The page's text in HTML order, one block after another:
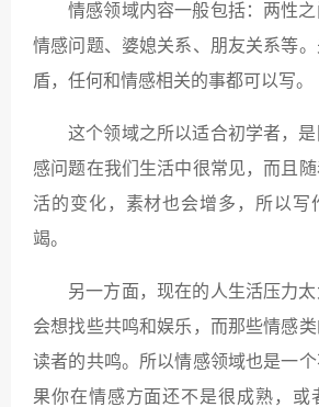
情感领域内容一般包括：两性
情感问题、婆媳关系、朋友关系等
盾，任何和情感相关的事都可以写。
这个领域之所以适合初学者，
感问题在我们生活中很常见，而且
活的变化，素材也会增多，所以写
竭。
另一方面，现在的人生活压力
会想找些共鸣和娱乐，而那些情感
读者的共鸣。所以情感领域也是一个
果你在情感方面还不是很成熟，或